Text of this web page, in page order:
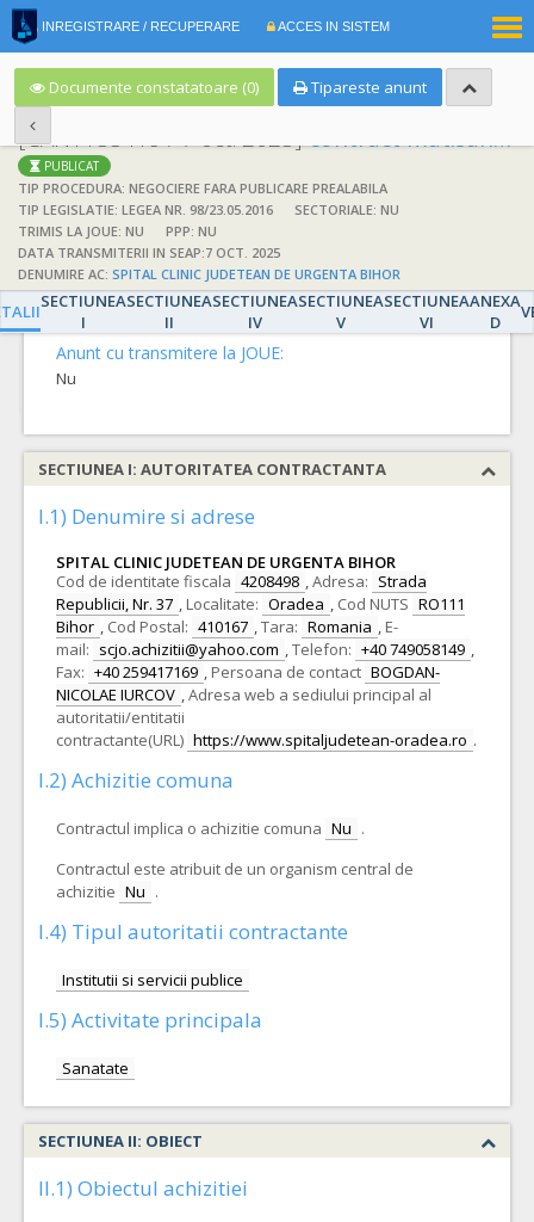
INREGISTRARE / RECUPERARE ACCES IN SISTEM
Documente constatatoare (0) Tipareste anunt
[CAN1155419 / 7 oct. 2025]contract mat.sanitare
PUBLICAT
TIP PROCEDURA: NEGOCIERE FARA PUBLICARE PREALABILA
TIP LEGISLATIE: LEGEA NR. 98/23.05.2016
SECTORIALE: NU
TRIMIS LA JOUE: NU
PPP: NU
DATA TRANSMITERII IN SEAP:7 OCT. 2025
DENUMIRE AC: SPITAL CLINIC JUDETEAN DE URGENTA BIHOR
SECTIUNEA
I
SECTIUNEA
II
SECTIUNEA
IV
SECTIUNEA
V
SECTIUNEA
VI
ANEXA
D
DETALII
Detalii
Anunt cu transmitere la JOUE:
Nu
SECTIUNEA I: AUTORITATEA CONTRACTANTA
I.1) Denumire si adrese
SPITAL CLINIC JUDETEAN DE URGENTA BIHOR
Cod de identitate fiscala 4208498 ,Adresa: Strada
Republicii, Nr. 37 , Localitate: Oradea , Cod NUTS RO111
Bihor , Cod Postal: 410167 ,Tara: Romania , E-
mail: scjo.achizitii@yahoo.com ,Telefon: +40 749058149 ,
Fax: +40 259417169 , Persoana de contact BOGDAN-
NICOLAE IURCOV ,Adresa web a sediului principal al
autoritatii/entitatii
contractante(URL) https://www.spitaljudetean-oradea.ro .
I.2) Achizitie comuna
Contractul implica o achizitie comuna Nu .
Contractul este atribuit de un organism central de
achizitie Nu .
I.4) Tipul autoritatii contractante
Institutii si servicii publice
I.5) Activitate principala
Sanatate
SECTIUNEA II: OBIECT
II.1) Obiectul achizitiei